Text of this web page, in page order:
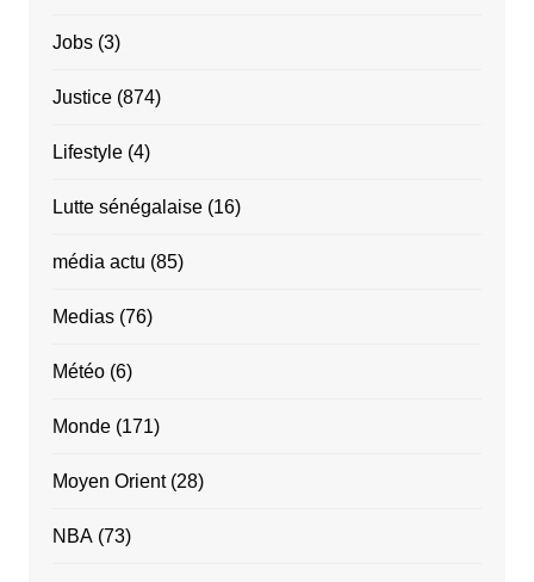
Jobs(3)
Justice(874)
Lifestyle(4)
Lutte sénégalaise(16)
média actu (85)
Medias(76)
Météo(6)
Monde(171)
Moyen Orient(28)
NBA(73)